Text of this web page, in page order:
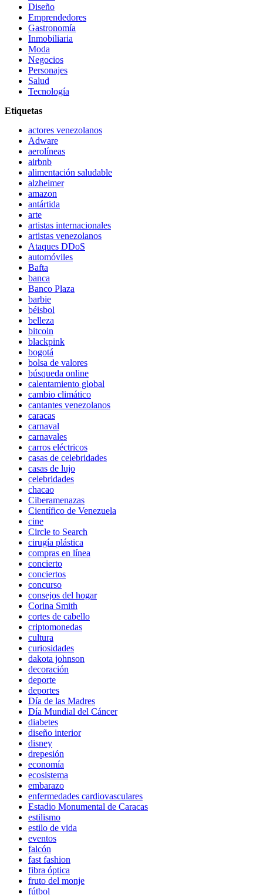
Diseño
Emprendedores
Gastronomía
Inmobiliaria
Moda
Negocios
Personajes
Salud
Tecnología
Etiquetas
actores venezolanos
Adware
aerolíneas
airbnb
alimentación saludable
alzheimer
amazon
antártida
arte
artistas internacionales
artistas venezolanos
Ataques DDoS
automóviles
Bafta
banca
Banco Plaza
barbie
béisbol
belleza
bitcoin
blackpink
bogotá
bolsa de valores
búsqueda online
calentamiento global
cambio climático
cantantes venezolanos
caracas
carnaval
carnavales
carros eléctricos
casas de celebridades
casas de lujo
celebridades
chacao
Ciberamenazas
Científico de Venezuela
cine
Circle to Search
cirugía plástica
compras en línea
concierto
conciertos
concurso
consejos del hogar
Corina Smith
cortes de cabello
criptomonedas
cultura
curiosidades
dakota johnson
decoración
deporte
deportes
Día de las Madres
Día Mundial del Cáncer
diabetes
diseño interior
disney
drepesión
economía
ecosistema
embarazo
enfermedades cardiovasculares
Estadio Monumental de Caracas
estilismo
estilo de vida
eventos
falcón
fast fashion
fibra óptica
fruto del monje
fútbol